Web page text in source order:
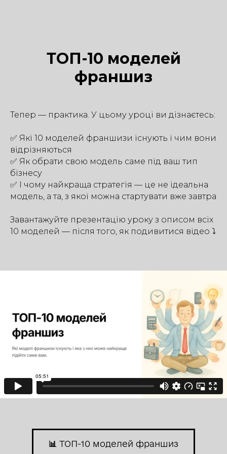
ТОП-10 моделей
франшиз
Тепер — практика. У цьому уроці ви дізнаєтесь:
✅ Які 10 моделей франшизи існують і чим вони
відрізняються
✅ Як обрати свою модель саме під ваш тип
бізнесу
✅ І чому найкраща стратегія — це не ідеальна
модель, а та, з якої можна стартувати вже завтра
Завантажуйте презентацію уроку з описом всіх
10 моделей — після того, як подивитися відео ⤵️
📊 ТОП-10 моделей франшиз